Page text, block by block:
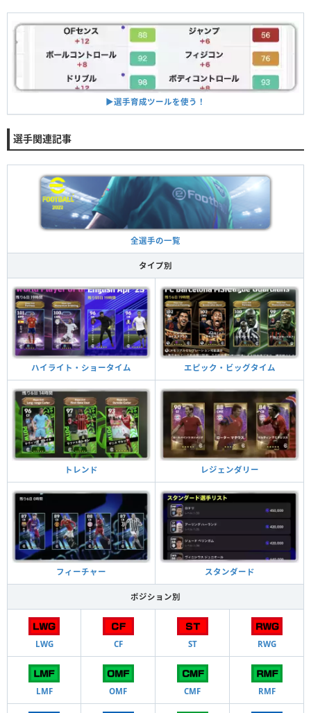
▶︎選手育成ツールを使う！
選手関連記事
全選手の一覧
タイプ別
ハイライト・ショータイム エピック・ビッグタイム
トレンド レジェンダリー
フィーチャー スタンダード
ポジション別
LWG CF ST RWG
LMF OMF CMF RMF